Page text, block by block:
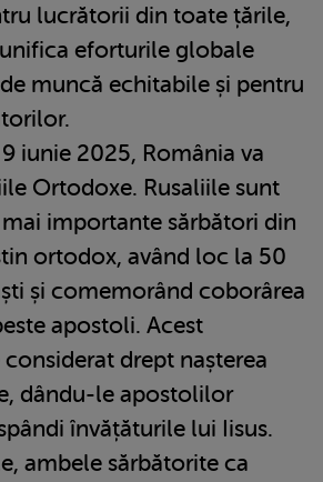
lucrătorii din toate țările,
eforturile globale
muncă echitabile și pentru
iunie 2025, România va
Ortodoxe. Rusaliile sunt
importante sărbători din
ortodox, având loc la 50
și comemorând coborârea
apostoli. Acest
drept nașterea
dându-le apostolilor
învățăturile lui Iisus.
ambele sărbătorite ca